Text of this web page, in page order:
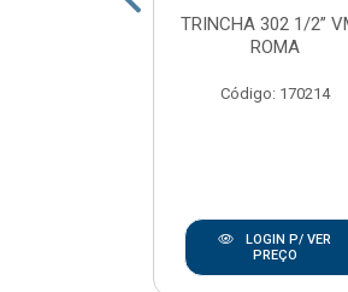
TRINCHA 302 1/2”
ROMA
Código: 170214
LOGIN P/ VER
PREÇO